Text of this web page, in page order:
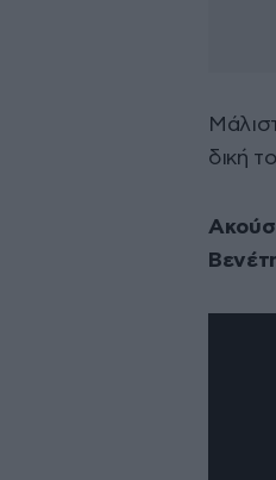
δική